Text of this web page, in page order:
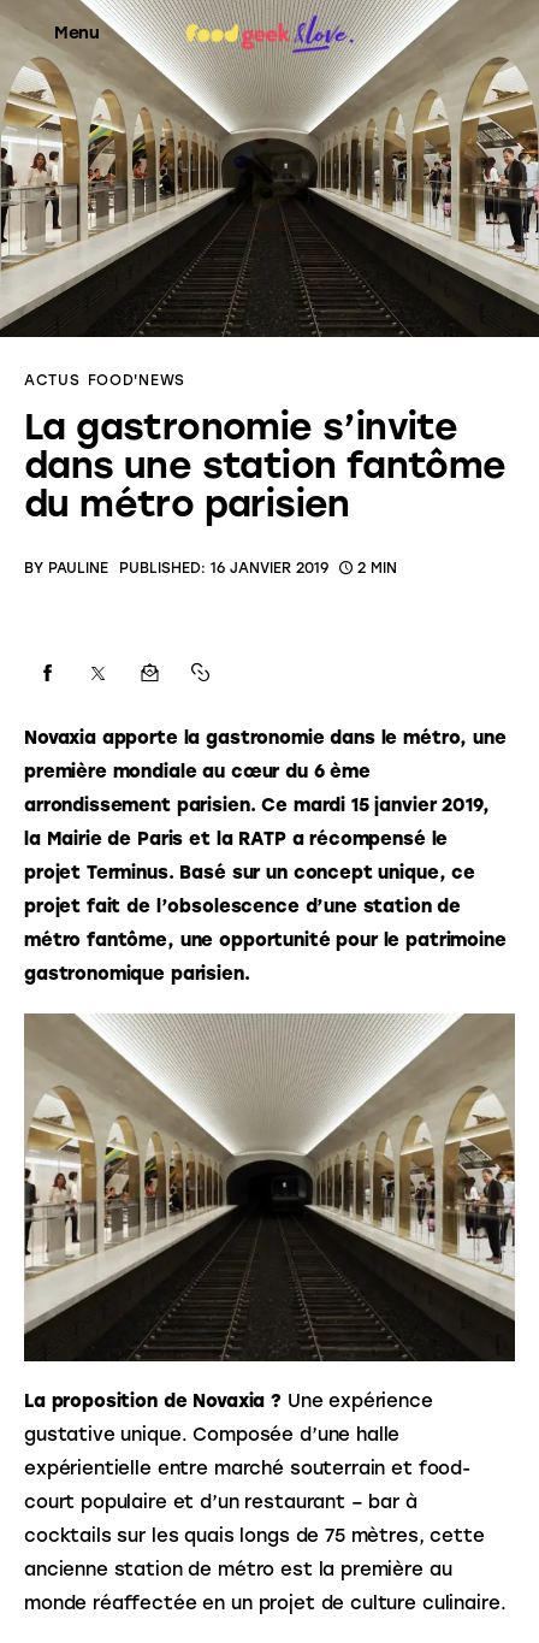
Menu
Food’News
Food’Com
Food’Art
Food’Life
ACTUS FOOD'NEWS
La gastronomie s’invite
dans une station fantôme
du métro parisien
BY PAULINE PUBLISHED: 16 JANVIER 2019 2 MIN
Novaxia apporte la gastronomie dans le métro, une
première mondiale au cœur du 6 ème
arrondissement parisien. Ce mardi 15 janvier 2019,
la Mairie de Paris et la RATP a récompensé le
projet Terminus. Basé sur un concept unique, ce
projet fait de l’obsolescence d’une station de
métro fantôme, une opportunité pour le patrimoine
gastronomique parisien.
La proposition de Novaxia ? Une expérience
gustative unique. Composée d’une halle
expérientielle entre marché souterrain et food-
court populaire et d’un restaurant – bar à
cocktails sur les quais longs de 75 mètres, cette
ancienne station de métro est la première au
monde réaffectée en un projet de culture culinaire.